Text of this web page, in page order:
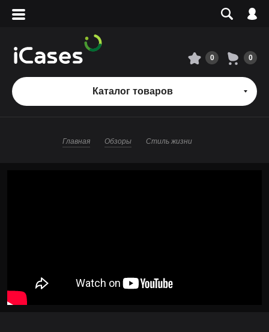
Вход
Сервисный центр
О магазине
0 0
Каталог товаров
Главная Обзоры Стиль жизни